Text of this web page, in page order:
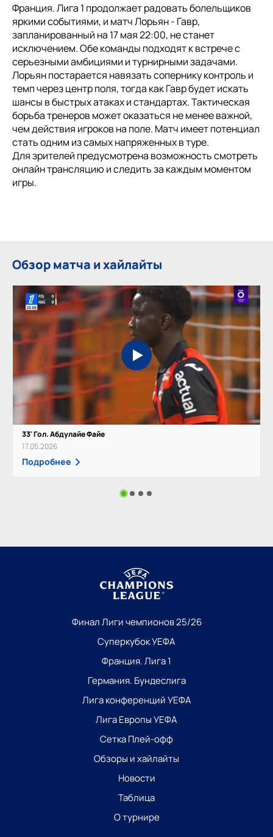
Франция. Лига 1 продолжает радовать болельщиков
яркими событиями, и матч Лорьян - Гавр,
запланированный на 17 мая 22:00, не станет
исключением. Обе команды подходят к встрече с
серьезными амбициями и турнирными задачами.
Лорьян постарается навязать сопернику контроль и
темп через центр поля, тогда как Гавр будет искать
шансы в быстрых атаках и стандартах. Тактическая
борьба тренеров может оказаться не менее важной,
чем действия игроков на поле. Матч имеет потенциал
стать одним из самых напряженных в туре.
Для зрителей предусмотрена возможность смотреть
онлайн трансляцию и следить за каждым моментом
игры.
Обзор матча и хайлайты
33' Гол. Абдулайе Файе
17.05.2026
Подробнее
Финал Лиги чемпионов 25/26
Суперкубок УЕФА
Франция. Лига 1
Германия. Бундеслига
Лига конференций УЕФА
Лига Европы УЕФА
Сетка Плей-офф
Обзоры и хайлайты
Новости
Таблица
О турнире